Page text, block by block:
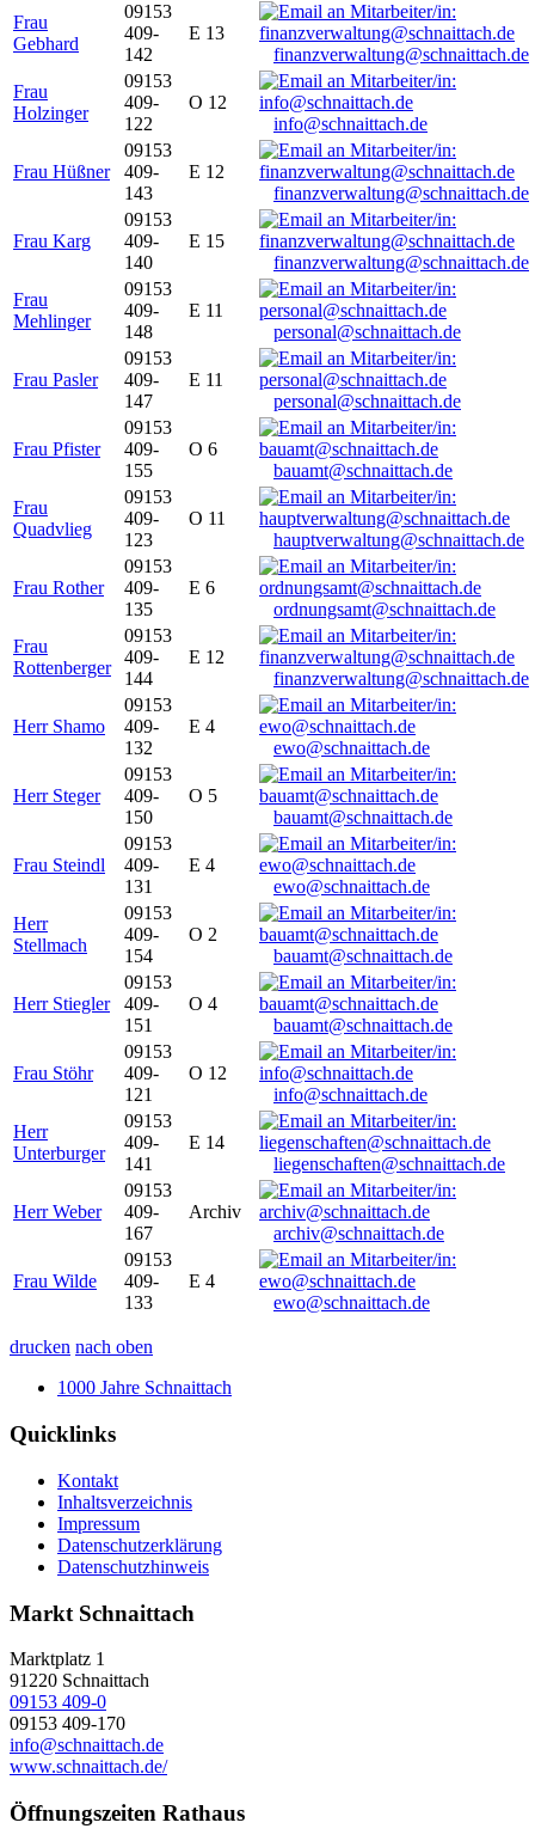
Frau
Gebhard
09153
409-
142
E 13
finanzverwaltung@schnaittach.de
Frau
Holzinger
09153
409-
122
O 12
info@schnaittach.de
Frau Hüßner
09153
409-
143
E 12
finanzverwaltung@schnaittach.de
Frau Karg
09153
409-
140
E 15
finanzverwaltung@schnaittach.de
Frau
Mehlinger
09153
409-
148
E 11
personal@schnaittach.de
Frau Pasler
09153
409-
147
E 11
personal@schnaittach.de
Frau Pfister
09153
409-
155
O 6
bauamt@schnaittach.de
Frau
Quadvlieg
09153
409-
123
O 11
hauptverwaltung@schnaittach.de
Frau Rother
09153
409-
135
E 6
ordnungsamt@schnaittach.de
Frau
Rottenberger
09153
409-
144
E 12
finanzverwaltung@schnaittach.de
Herr Shamo
09153
409-
132
E 4
ewo@schnaittach.de
Herr Steger
09153
409-
150
O 5
bauamt@schnaittach.de
Frau Steindl
09153
409-
131
E 4
ewo@schnaittach.de
Herr
Stellmach
09153
409-
154
O 2
bauamt@schnaittach.de
Herr Stiegler
09153
409-
151
O 4
bauamt@schnaittach.de
Frau Stöhr
09153
409-
121
O 12
info@schnaittach.de
Herr
Unterburger
09153
409-
141
E 14
liegenschaften@schnaittach.de
Herr Weber
09153
409-
167
Archiv
archiv@schnaittach.de
Frau Wilde
09153
409-
133
E 4
ewo@schnaittach.de
drucken nach oben
1000 Jahre Schnaittach
Quicklinks
Kontakt
Inhaltsverzeichnis
Impressum
Datenschutzerklärung
Datenschutzhinweis
Markt Schnaittach
Marktplatz 1
91220 Schnaittach
09153 409-0
09153 409-170
info@schnaittach.de
www.schnaittach.de/
Öffnungszeiten Rathaus